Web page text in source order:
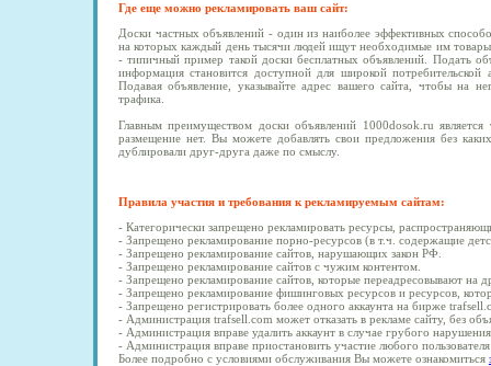
Где еще можно рекламировать ваш сайт:
Доски частных объявлений - один из наиболее эффективных
на которых каждый день тысячи людей ищут необходимые им
- типичный пример такой доски бесплатных объявлений. Подать
информация становится доступной для широкой
Подавая объявление, указывайте адрес вашего сайта, чтобы на
трафика.
Главным преимуществом доски объявлений 1000dosok.ru
размещение нет. Вы можете добавлять свои предложения без
дублировали друг-друга даже по смыслу.
Правила участия и требования к рекламируемым сайтам:
- Категорически запрещено рекламировать ресурсы,
- Запрещено рекламирование порно-ресурсов (в т.ч. содержащие
- Запрещено рекламирование сайтов, нарушающих закон РФ.
- Запрещено рекламирование сайтов с чужим контентом.
- Запрещено рекламирование сайтов, которые переадресовывают
- Запрещено рекламирование фишинговых ресурсов и ресурсов,
- Запрещено регистрировать более одного аккаунта на бирже
- Администрация trafsell.com может отказать в рекламе сайту, без
- Администрация вправе удалить аккаунт в случае грубого
- Администрация вправе приостановить участие любого
Более подробно с условиями обслуживания Вы можете ознакомиться